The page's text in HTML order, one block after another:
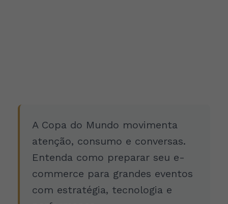
A Copa do Mundo movimenta
atenção, consumo e conversas.
Entenda como preparar seu e-
commerce para grandes eventos
com estratégia, tecnologia e